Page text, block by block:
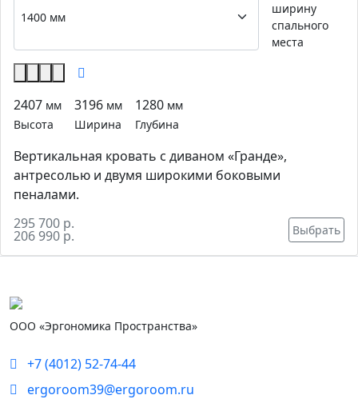
ширину
спального
места
2407 мм
Высота
3196 мм
Ширина
1280 мм
Глубина
Вертикальная кровать с диваном «Гранде»,
антресолью и двумя широкими боковыми
пеналами.
295 700 р.
206 990 р. Выбрать
ООО «Эргономика Пространства»
+7 (4012) 52-74-44
ergoroom39@ergoroom.ru